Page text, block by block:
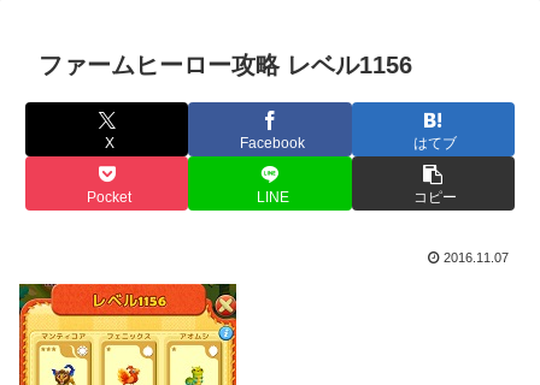
ファームヒーロー攻略 レベル1156
X Facebook はてブ
Pocket LINE コピー
2016.11.07